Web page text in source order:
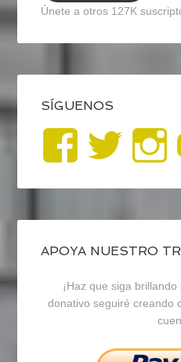
Únete a otros 127K
SÍGUENOS
Ver
perfil
de
en
Ver
de
en
APOYA NUESTRO
¡Haz que siga
donativo seguiré creando